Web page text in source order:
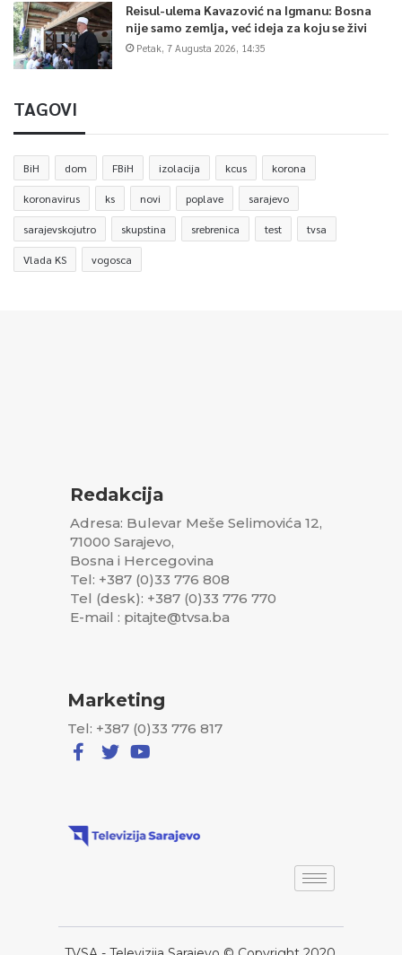
Reisul-ulema Kavazović na Igmanu: Bosna
nije samo zemlja, već ideja za koju se živi
Petak, 7 Augusta 2026, 14:35
TAGOVI
BiH dom FBiH izolacija kcus korona
koronavirus ks novi poplave sarajevo
sarajevskojutro skupstina srebrenica test tvsa
Vlada KS vogosca
Redakcija
Adresa: Bulevar Meše Selimovića 12,
71000 Sarajevo,
Bosna i Hercegovina
Tel: +387 (0)33 776 808
Tel (desk): +387 (0)33 776 770
E-mail : pitajte@tvsa.ba
Marketing
Tel: +387 (0)33 776 817